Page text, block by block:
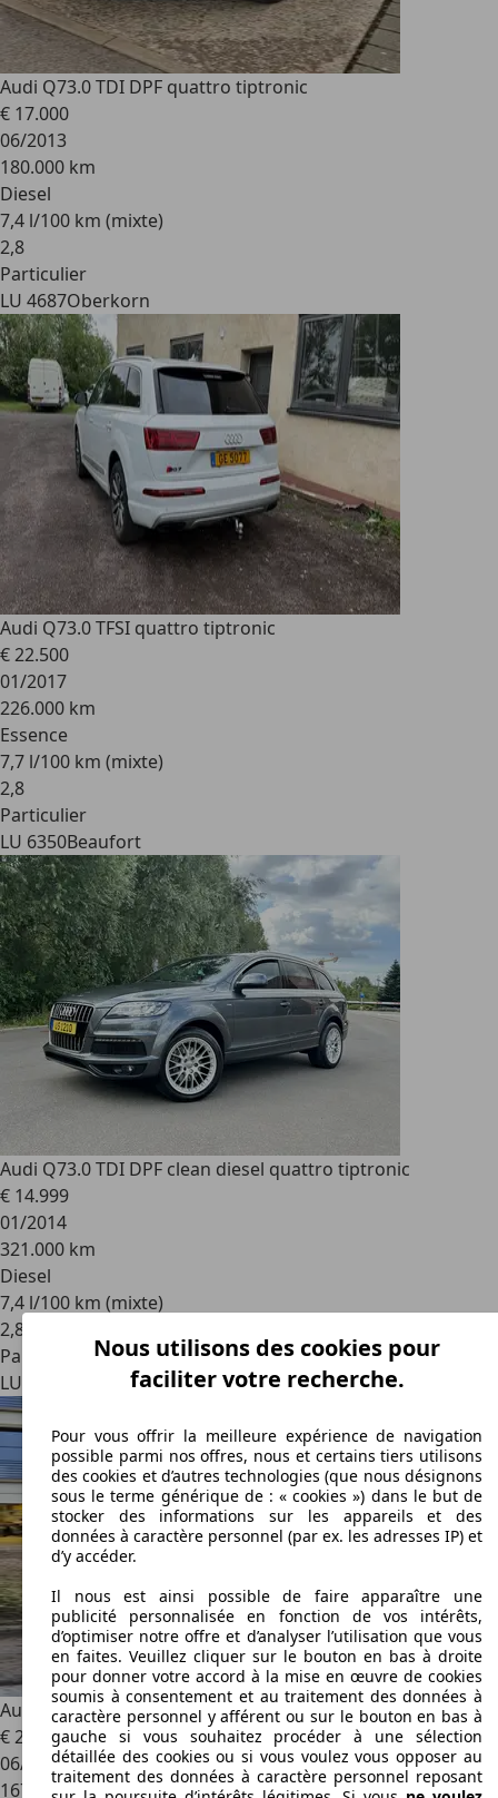
Audi Q73.0 TDI DPF quattro tiptronic
€ 17.000
06/2013
180.000 km
Diesel
7,4 l/100 km (mixte)
2,8
Particulier
LU 4687Oberkorn
Audi Q73.0 TFSI quattro tiptronic
€ 22.500
01/2017
226.000 km
Essence
7,7 l/100 km (mixte)
2,8
Particulier
LU 6350Beaufort
Audi Q73.0 TDI DPF clean diesel quattro tiptronic
€ 14.999
01/2014
321.000 km
Diesel
7,4 l/100 km (mixte)
2,8
Particulier
LU 4447
Audi Q7Q7 3.0 TDI quattro tiptronic
€ 28.000
06/2016
167.000 km
Nous utilisons des cookies pour
faciliter votre recherche.
Pour vous offrir la meilleure expérience de navigation
possible parmi nos offres, nous et certains tiers utilisons
des cookies et d’autres technologies (que nous désignons
sous le terme générique de : « cookies ») dans le but de
stocker des informations sur les appareils et des
données à caractère personnel (par ex. les adresses IP) et
d’y accéder.
Il nous est ainsi possible de faire apparaître une
publicité personnalisée en fonction de vos intérêts,
d’optimiser notre offre et d’analyser l’utilisation que vous
en faites. Veuillez cliquer sur le bouton en bas à droite
pour donner votre accord à la mise en œuvre de cookies
soumis à consentement et au traitement des données à
caractère personnel y afférent ou sur le bouton en bas à
gauche si vous souhaitez procéder à une sélection
détaillée des cookies ou si vous voulez vous opposer au
traitement des données à caractère personnel reposant